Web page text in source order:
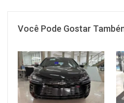
Você Pode Gostar
MUNDO AUTOMOTIVO